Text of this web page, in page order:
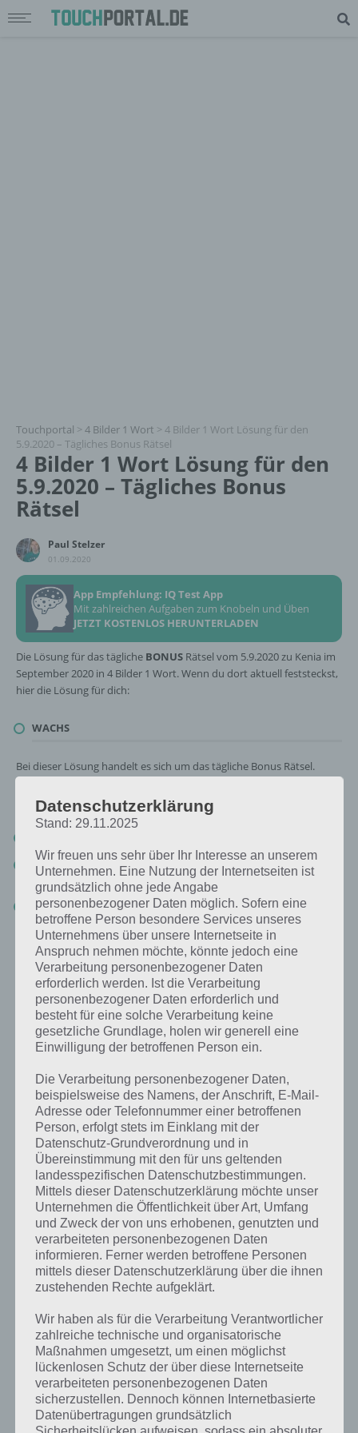
Touchportal > 4 Bilder 1 Wort > 4 Bilder 1 Wort Lösung für den
5.9.2020 – Tägliches Bonus Rätsel
4 Bilder 1 Wort Lösung für den
5.9.2020 – Tägliches Bonus
Rätsel
Paul Stelzer
01.09.2020
App Empfehlung: IQ Test App
Mit zahlreichen Aufgaben zum Knobeln und Üben
JETZT KOSTENLOS HERUNTERLADEN
Die Lösung für das tägliche BONUS Rätsel vom 5.9.2020 zu Kenia im
September 2020 in 4 Bilder 1 Wort. Wenn du dort aktuell feststeckst,
hier die Lösung für dich:
WACHS
Bei dieser Lösung handelt es sich um das tägliche Bonus Rätsel.
Nachfolgend haben wir noch die Links beispielsweise zum täglichen
Rätsel und was 2019 gesucht war:
Rätsel aus dem Jahr 2019: Schau mal, was vor einem Jahr, am
5.9.2019, als Lösung gesucht war
Zur Übersicht:4 Bilder 1 Wort Lösungen zu Kenia im September
2020!
Kurze Begriffserklärung zur Lösung
Wachs
Wachs ist die Lösung für das tägliche Bonus Rätsel am 5.9.2020 in 4
Bilder 1 Wort, doch welche Bedeutung hat dieses eigentlich und was
Datenschutzerklärung
Stand: 29.11.2025
Wir freuen uns sehr über Ihr Interesse an unserem
Unternehmen. Eine Nutzung der Internetseiten ist
grundsätzlich ohne jede Angabe
personenbezogener Daten möglich. Sofern eine
betroffene Person besondere Services unseres
Unternehmens über unsere Internetseite in
Anspruch nehmen möchte, könnte jedoch eine
Verarbeitung personenbezogener Daten
erforderlich werden. Ist die Verarbeitung
personenbezogener Daten erforderlich und
besteht für eine solche Verarbeitung keine
gesetzliche Grundlage, holen wir generell eine
Einwilligung der betroffenen Person ein.
Die Verarbeitung personenbezogener Daten,
beispielsweise des Namens, der Anschrift, E-Mail-
Adresse oder Telefonnummer einer betroffenen
Person, erfolgt stets im Einklang mit der
Datenschutz-Grundverordnung und in
Übereinstimmung mit den für uns geltenden
landesspezifischen Datenschutzbestimmungen.
Mittels dieser Datenschutzerklärung möchte unser
Unternehmen die Öffentlichkeit über Art, Umfang
und Zweck der von uns erhobenen, genutzten und
verarbeiteten personenbezogenen Daten
informieren. Ferner werden betroffene Personen
mittels dieser Datenschutzerklärung über die ihnen
zustehenden Rechte aufgeklärt.
Wir haben als für die Verarbeitung Verantwortlicher
zahlreiche technische und organisatorische
Maßnahmen umgesetzt, um einen möglichst
lückenlosen Schutz der über diese Internetseite
verarbeiteten personenbezogenen Daten
sicherzustellen. Dennoch können Internetbasierte
Datenübertragungen grundsätzlich